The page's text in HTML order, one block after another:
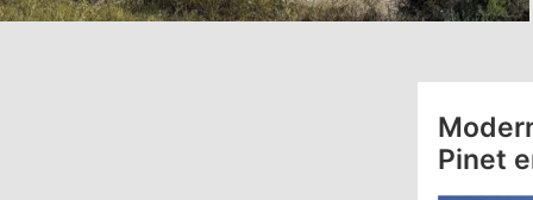
Pinet